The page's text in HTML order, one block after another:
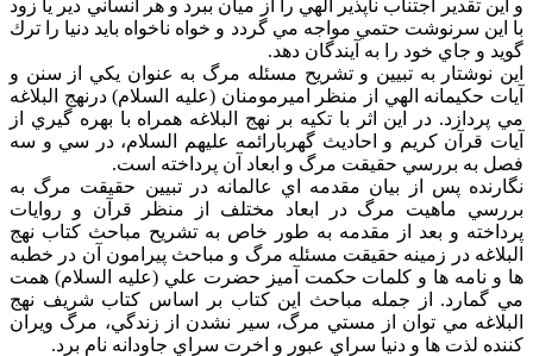
و اين تقدير اجتناب ناپذير الهي را از ميان ببرد و هر انساني دير يا زود
با اين سرنوشت حتمي مواجه مي گردد و خواه ناخواه بايد دنيا را ترك
گويد و جاي خود را به آيندگان دهد.
اين نوشتار به تبيين و تشريح مسئله مرگ به عنوان يكي از سنن و
آيات حكيمانه الهي از منظر اميرمومنان (عليه السلام) درنهج البلاغه
مي پردازد. در اين اثر با تكيه بر نهج البلاغه همراه با بهره گيري از
آيات قرآن كريم و احاديث گهربارائمه عليهم السلام، در سي و سه
فصل به بررسي حقيقت مرگ و ابعاد آن پرداخته است.
نگارنده پس از بيان مقدمه اي عالمانه در تبيين حقيقت مرگ به
بررسي ماهيت مرگ در ابعاد مختلف از منظر قرآن و روايات
پرداخته و بعد از مقدمه به طور خاص به تشريح مباحث كتاب نهج
البلاغه در زمينه حقيقت مسئله مرگ و مباحث پيرامون آن در خطبه
ها و نامه ها و كلمات حكمت آميز حضرت علي (عليه السلام) همت
مي گمارد. از جمله مباحث اين كتاب بر اساس كتاب شريف نهج
البلاغه مي توان از مستي مرگ، سير نشدن از زندگي، مرگ ويران
كننده لذت ها و دنيا سراي عبور و اخرت سراي جاودانه نام برد.